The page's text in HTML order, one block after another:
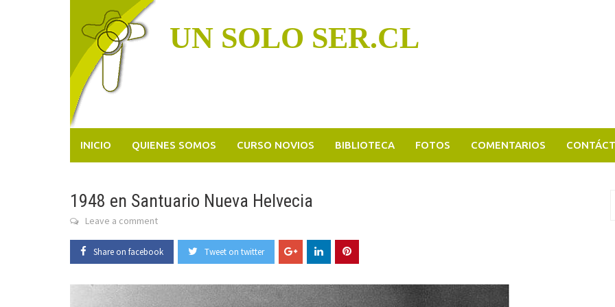
UN SOLO SER.CL
INICIO QUIENES SOMOS CURSO NOVIOS BIBLIOTECA FOTOS COMENTARIOS
1948 en Santuario Nueva Helvecia
Leave a comment
Share on facebook Tweet on twitter